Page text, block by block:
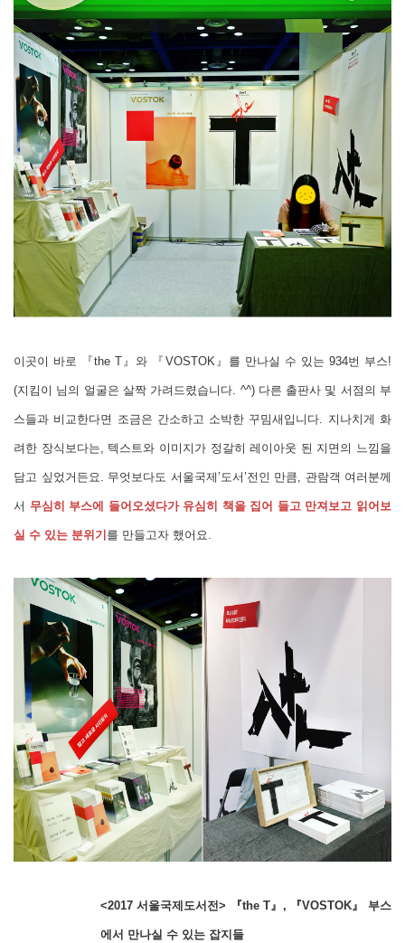
이곳이 바로 『the T』와 『VOSTOK』를 만나실 수 있는 934번 부스!
(지킴이 님의 얼굴은 살짝 가려드렸습니다. ^^) 다른 출판사 및 서점의 부
스들과 비교한다면 조금은 간소하고 소박한 꾸밈새입니다. 지나치게 화
려한 장식보다는, 텍스트와 이미지가 정갈히 레이아웃 된 지면의 느낌을
담고 싶었거든요. 무엇보다도 서울국제’도서’전인 만큼, 관람객 여러분께
서 무심히 부스에 들어오셨다가 유심히 책을 집어 들고 만져보고 읽어보
실 수 있는 분위기 를 만들고자 했어요.
<2017 서울국제도서전> 『the T』, 『VOSTOK』 부스
에서 만나실 수 있는 잡지들